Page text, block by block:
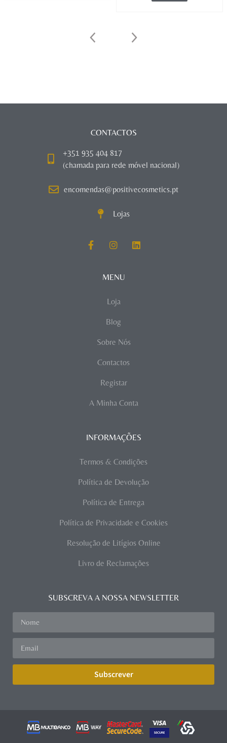
CONTACTOS
+351 935 404 817
(chamada para rede móvel nacional)
encomendas@positivecosmetics.pt
Lojas
MENU
Loja
Blog
Sobre Nós
Contactos
Registar
A Minha Conta
INFORMAÇÕES
Termos & Condições
Política de Devolução
Política de Entrega
Política de Privacidade e Cookies
Resolução de Litígios Online
Livro de Reclamações
SUBSCREVA A NOSSA NEWSLETTER
Subscrever